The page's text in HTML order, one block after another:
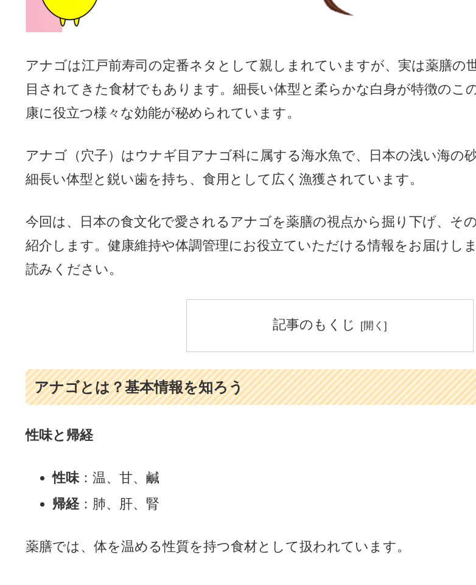
アナゴは江戸前寿司の定番ネタとして親しまれていますが、実は薬膳の
目されてきた食材でもあります。細長い体型と柔らかな白身が特徴のこ
康に役立つ様々な効能が秘められています。
アナゴ（穴子）はウナギ目アナゴ科に属する海水魚で、日本の浅い海の
細長い体型と鋭い歯を持ち、食用として広く漁獲されています。
今回は、日本の食文化で愛されるアナゴを薬膳の視点から掘り下げ、そ
紹介します。健康維持や体調管理にお役立ていただける情報をお届けし
読みください。
記事のもくじ
アナゴとは？基本情報を知ろう
性味と帰経
性味：温、甘、鹹
帰経：肺、肝、腎
薬膳では、体を温める性質を持つ食材として扱われています。